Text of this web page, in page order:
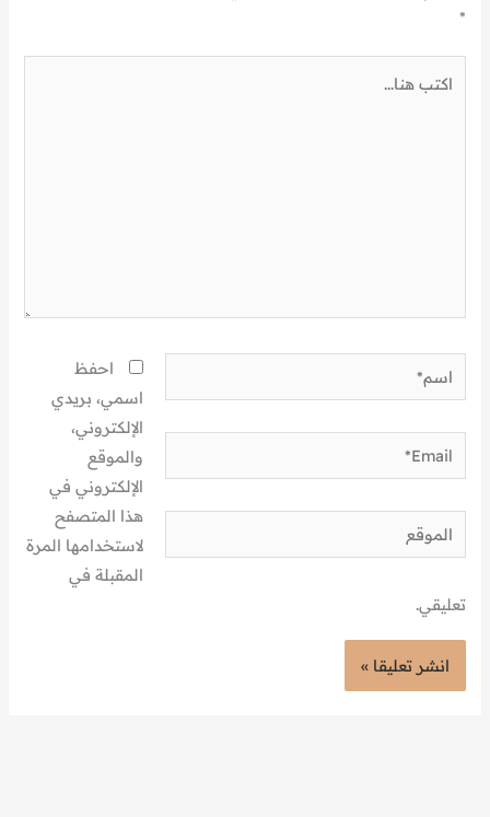
*
اسم*
Email*
الموقع
احفظ
اسمي، بريدي
الإلكتروني،
والموقع
الإلكتروني في
هذا المتصفح
لاستخدامها المرة
المقبلة في
تعليقي.